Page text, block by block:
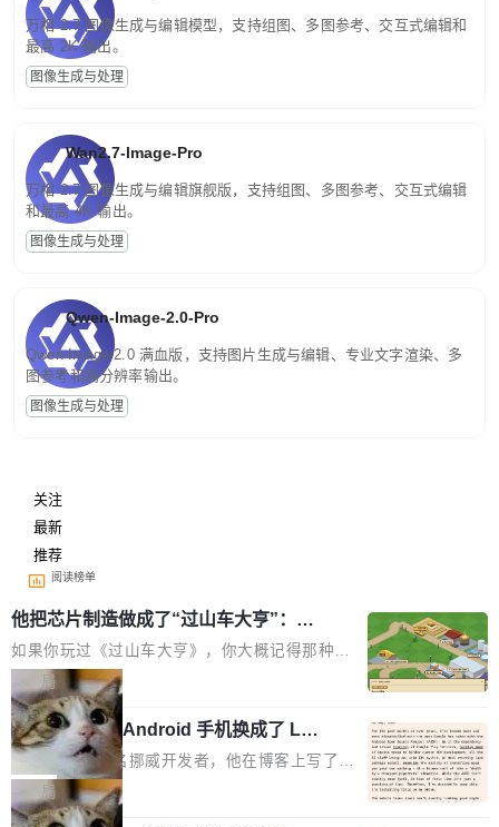
万相 2.7 图像生成与编辑模型，支持组图、多图参考、交互式编辑和
最高 2K 输出。
图像生成与处理
Wan2.7-Image-Pro
万相 2.7 图像生成与编辑旗舰版，支持组图、多图参考、交互式编辑
和最高 4K 输出。
图像生成与处理
Qwen-Image-2.0-Pro
Qwen-Image-2.0 满血版，支持图片生成与编辑、专业文字渲染、多
图参考和高分辨率输出。
图像生成与处理
关注
最新
推荐
阅读榜单
他把芯片制造做成了“过山车大亨”：一
个浏览器里的半导体工厂
如果你玩过《过山车大亨》，你大概记得那种俯
瞰视角——小人在公园里走来走去，游乐设施运
转着，一切都在你的注视下运行。现在想象同样
的视角，但公园里不是过山车，而是一座完整的
芯片制造工厂。 这就是 Chip Tycoon。 一个黄
色的小车载着一片硅晶圆，穿过 20 栋建筑，从
石英砂一路走到封装好的芯片。晶圆在每一站都
局
一名开发者将 Android 手机换成了 Lin
ux，称“AOSP 已死”
Runarcn 是一名挪威开发者，他在博客上写了一
篇文章，标题很直白：《I'm switching my phon
e from Android to Linux》。 他的核心论点很简
局